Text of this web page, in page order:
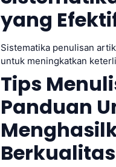
yang
Sistematika penulisan
untuk meningkatkan
Tips
Panduan